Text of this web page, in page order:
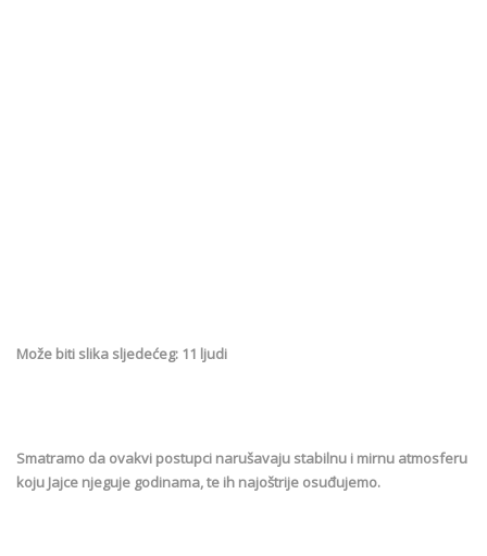
Može biti slika sljedećeg: 11 ljudi
Smatramo da ovakvi postupci narušavaju stabilnu i mirnu atmosferu
koju Jajce njeguje godinama, te ih najoštrije osuđujemo.